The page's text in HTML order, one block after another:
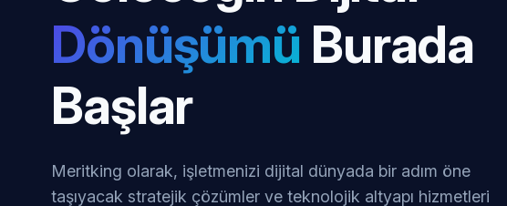
Dönüşümü Burada
Başlar
Meritking olarak, işletmenizi dijital dünyada bir adım öne
taşıyacak stratejik çözümler ve teknolojik altyapı hizmetleri